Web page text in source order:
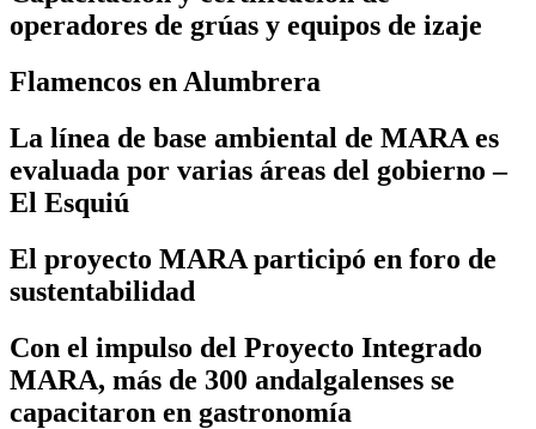
operadores de grúas y equipos de izaje
Flamencos en Alumbrera
La línea de base ambiental de MARA es
evaluada por varias áreas del gobierno –
El Esquiú
El proyecto MARA participó en foro de
sustentabilidad
Con el impulso del Proyecto Integrado
MARA, más de 300 andalgalenses se
capacitaron en gastronomía